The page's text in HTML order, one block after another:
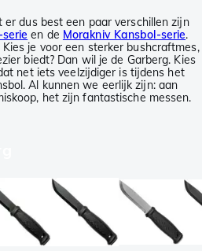
dus best een paar verschillen zijn
en de Morakniv Kansbol-serie.
je voor een sterker bushcraftmes,
biedt? Dan wil je de Garberg. Kies
net iets veelzijdiger is tijdens het
Al kunnen we eerlijk zijn: aan
het zijn fantastische messen.